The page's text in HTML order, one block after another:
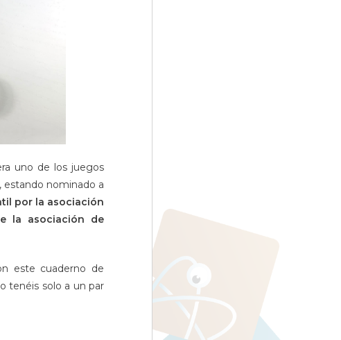
uno de los juegos
estando nominado a
por la asociación
la asociación de
este cuaderno de
tenéis solo a un par